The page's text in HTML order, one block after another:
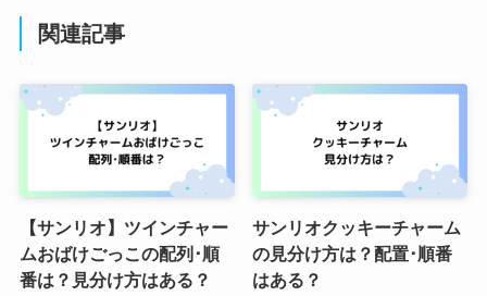
関連記事
【サンリオ】ツインチャー
ムおばけごっこの配列･順
番は？見分け方はある？
サンリオクッキーチャーム
の見分け方は？配置･順番
はある？